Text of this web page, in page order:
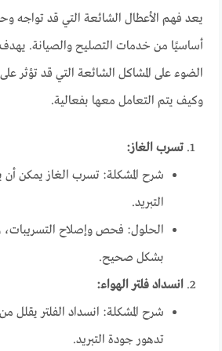
يعد فهم الأعطال الشائعة التي قد تواجه
أساسيًا من خدمات التصليح والصيانة.
الضوء على المشاكل الشائعة التي قد تؤثر
وكيف يتم التعامل معها بفعالية.
تسرب الغاز:
شرح المشكلة: تسرب الغاز يمكن أن
التبريد.
الحلول: فحص وإصلاح التسريبات،
بشكل صحيح.
انسداد فلتر الهواء:
شرح المشكلة: انسداد الفلتر يقلل
تدهور جودة التبريد.